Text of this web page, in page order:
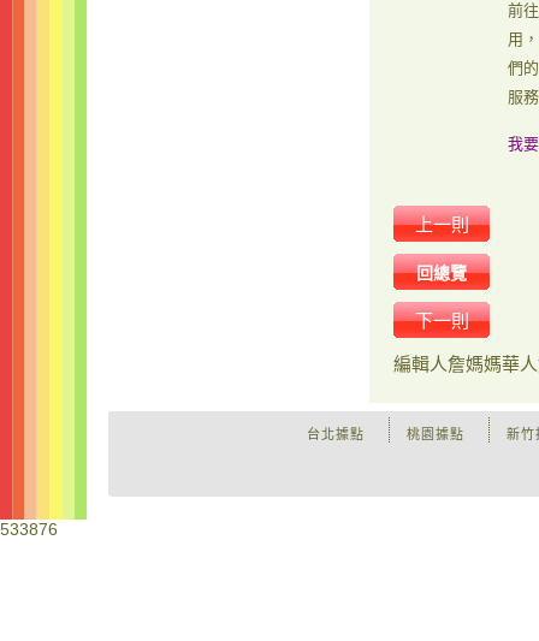
前
用
們
服
我
上一則
回總覽
下一則
編輯人詹媽媽華
新竹
桃園據點
台北據點
533876